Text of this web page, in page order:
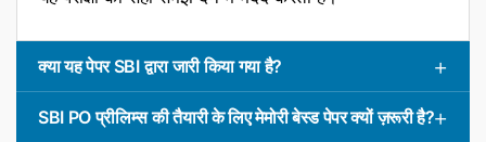
क्या यह पेपर SBI द्वारा जारी किया गया है?
SBI PO प्रीलिम्स की तैयारी के लिए मेमोरी बेस्ड पेपर क्यों ज़रूरी है?